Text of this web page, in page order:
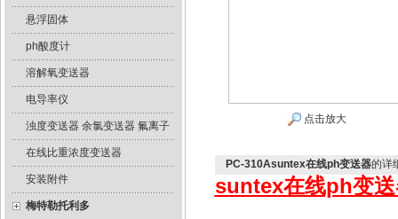
悬浮固体
ph酸度计
溶解氧变送器
电导率仪
浊度变送器 余氯变送器 氟离子
在线比重浓度变送器
安装附件
梅特勒托利多
点击放大
PC-310Asuntex在线ph变送器的详
suntex在线ph变